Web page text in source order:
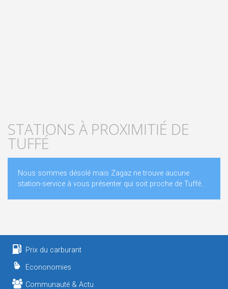
STATIONS À PROXIMITIÉ DE
TUFFÉ
Nous sommes désolé mais Zagaz ne trouve aucune
station-service à vous présenter qui soit proche de Tuffé..
Prix du carburant
Econonomies
Communauté & Actu